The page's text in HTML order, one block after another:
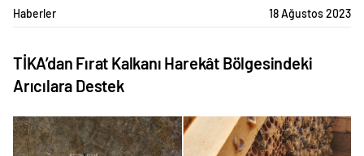
Haberler 18 Ağustos 2023
TİKA’dan Fırat Kalkanı Harekât Bölgesindeki
Arıcılara Destek